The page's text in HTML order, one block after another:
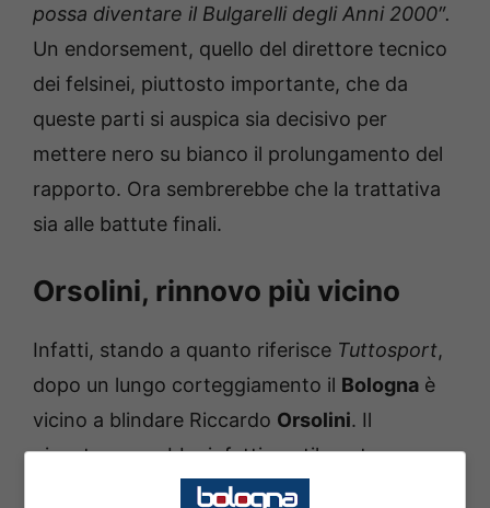
possa diventare il Bulgarelli degli Anni 2000″.
Un endorsement, quello del direttore tecnico
dei felsinei, piuttosto importante, che da
queste parti si auspica sia decisivo per
mettere nero su bianco il prolungamento del
rapporto. Ora sembrerebbe che la trattativa
sia alle battute finali.
Orsolini, rinnovo più vicino
Infatti, stando a quanto riferisce Tuttosport,
dopo un lungo corteggiamento il Bologna è
vicino a blindare Riccardo Orsolini. Il
giocatore avrebbe infatti gentilmente
declinato ricche proposte da club turchi e